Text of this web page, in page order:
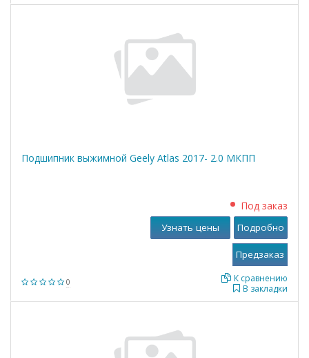
Подшипник выжимной Geely Atlas 2017- 2.0 МКПП
0
Под заказ
В закладки
К сравнению
Узнать цены Подробно